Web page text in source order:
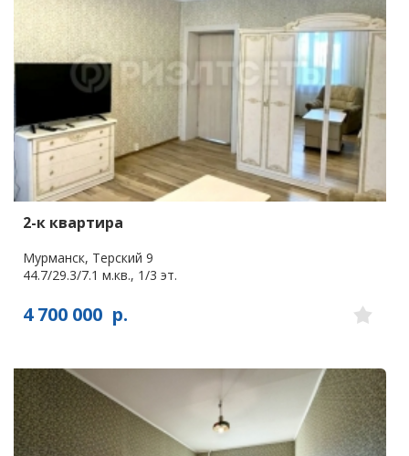
2-к квартира
Мурманск, Терский 9
44.7/29.3/7.1 м.кв., 1/3 эт.
4 700 000 р.